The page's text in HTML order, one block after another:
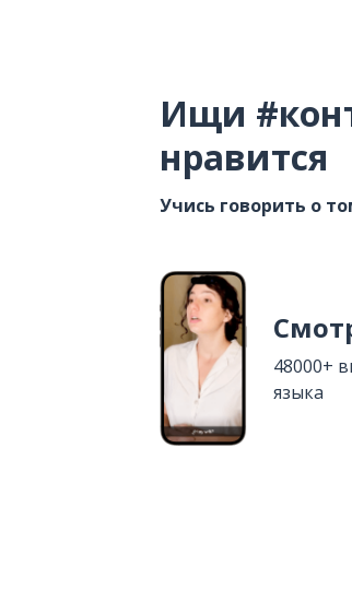
Ищи
нравится
Учись говорить о
48000+
языка